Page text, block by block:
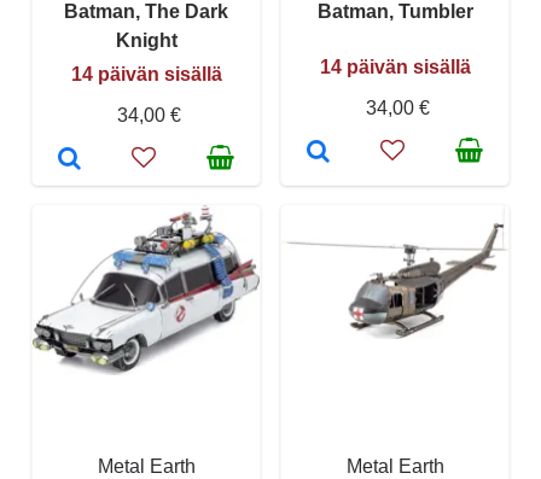
Batman, The Dark
Knight
14 päivän sisällä
34,00 €
Batman, Tumbler
14 päivän sisällä
34,00 €
Metal Earth Metal Earth